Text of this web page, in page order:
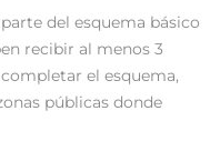
del esquema básico
recibir al menos 3
el esquema,
públicas donde